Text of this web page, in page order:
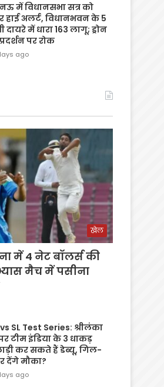
में विधानसभा सत्र को
अलर्ट, विधानभवन के 5
दायरे में धारा 163 लागू; ड्रोन
पर रोक
ago
खेल
में 4 नेट बॉलर्स की
मैच में पसीना
SL Test Series: श्रीलंका
टीम इंडिया के 3 धाकड़
कर सकते हैं डेब्यू, गिल-
देंगे मौका?
ago